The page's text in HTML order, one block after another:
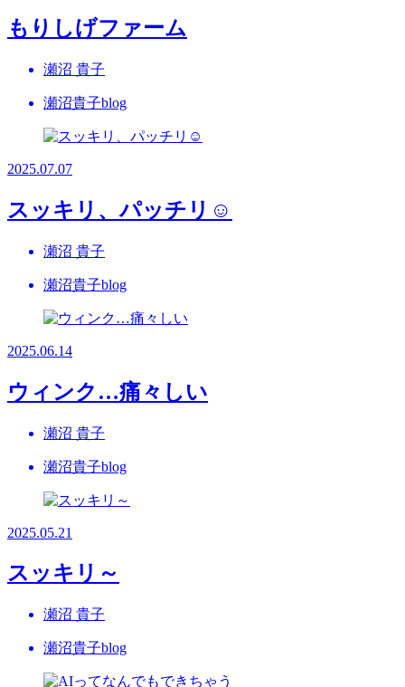
もりしげファーム
瀬沼 貴子
瀬沼貴子blog
2025.07.07
スッキリ、パッチリ☺
瀬沼 貴子
瀬沼貴子blog
2025.06.14
ウィンク…痛々しい
瀬沼 貴子
瀬沼貴子blog
2025.05.21
スッキリ～
瀬沼 貴子
瀬沼貴子blog